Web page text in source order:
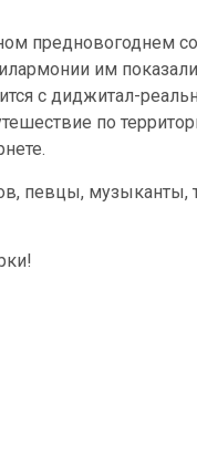
предновогоднем
им
с диджитал-
по
певцы, музыканты,